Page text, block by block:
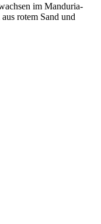
im Manduria-
rotem Sand und